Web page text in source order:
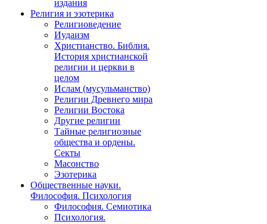
издания
Религия и эзотерика
Религиоведение
Иудаизм
Христианство. Библия.
История христианской
религии и церкви в
целом
Ислам (мусульманство)
Религии Древнего мира
Религии Востока
Другие религии
Тайные религиозные
общества и ордены.
Секты
Масонство
Эзотерика
Общественные науки.
Философия. Психология
Философия. Семиотика
Психология.